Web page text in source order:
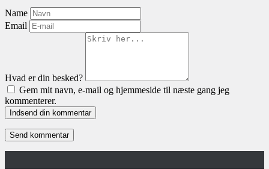
Name
Email
Hvad er din besked?
Gem mit navn, e-mail og hjemmeside til næste gang jeg
kommenterer.
Indsend din kommentar